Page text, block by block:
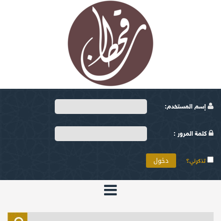
إسم المستخدم:
كلمة المرور :
تذكرني؟